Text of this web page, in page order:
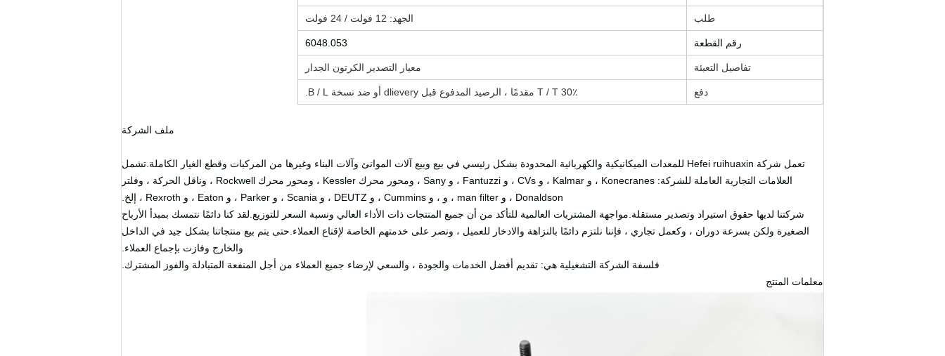
طلب الجهد: 12 فولت / 24 فولت
رقم القطعة 6048.053
تفاصيل التعبئة معيار التصدير الكرتون الجدار
دفع 30٪ T / T مقدمًا ، الرصيد المدفوع قبل dlievery أو ضد نسخة B / L.
ملف الشركة
تعمل شركة Hefei ruihuaxin للمعدات الميكانيكية والكهربائية المحدودة بشكل رئيسي في بيع وبيع آلات الموانئ وآلات البناء وغيرها من المركبات وقطع الغيار الكاملة.تشمل
العلامات التجارية العاملة للشركة: Konecranes ، و Kalmar ، و CVs ، و Fantuzzi ، و Sany ، ومحور محرك Kessler ، ومحور محرك Rockwell ، وناقل الحركة ، وفلتر
Donaldson ، و man filter ، و ، و Cummins ، و DEUTZ ، و Scania ، و Parker ، و Eaton ، و Rexroth ، إلخ.
شركتنا لديها حقوق استيراد وتصدير مستقلة.مواجهة المشتريات العالمية للتأكد من أن جميع المنتجات ذات الأداء العالي ونسبة السعر للتوزيع.لقد كنا دائمًا نتمسك بمبدأ الأرباح
الصغيرة ولكن بسرعة دوران ، وكعمل تجاري ، فإننا نلتزم دائمًا بالنزاهة والادخار للعميل ، ونصر على خدمتهم الخاصة لإقناع العملاء.حتى يتم بيع منتجاتنا بشكل جيد في الداخل
والخارج وفازت بإجماع العملاء.
فلسفة الشركة التشغيلية هي: تقديم أفضل الخدمات والجودة ، والسعي لإرضاء جميع العملاء من أجل المنفعة المتبادلة والفوز المشترك.
معلمات المنتج